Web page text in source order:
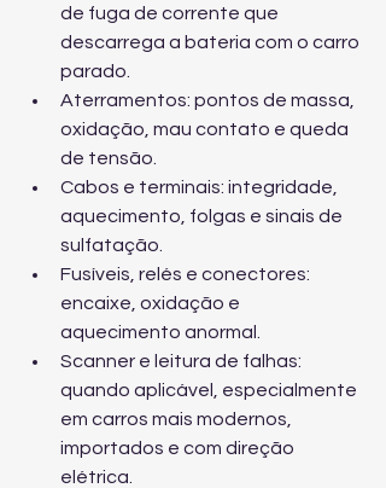
de fuga de corrente que
descarrega a bateria com o carro
parado.
Aterramentos: pontos de massa,
oxidação, mau contato e queda
de tensão.
Cabos e terminais: integridade,
aquecimento, folgas e sinais de
sulfatação.
Fusíveis, relés e conectores:
encaixe, oxidação e
aquecimento anormal.
Scanner e leitura de falhas:
quando aplicável, especialmente
em carros mais modernos,
importados e com direção
elétrica.